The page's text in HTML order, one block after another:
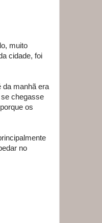
muito
cidade, foi
da manhã era
chegasse
os
no